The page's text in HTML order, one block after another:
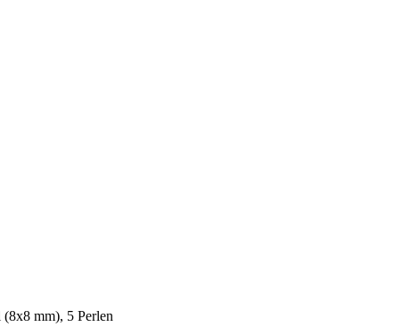
mm), 5 Perlen